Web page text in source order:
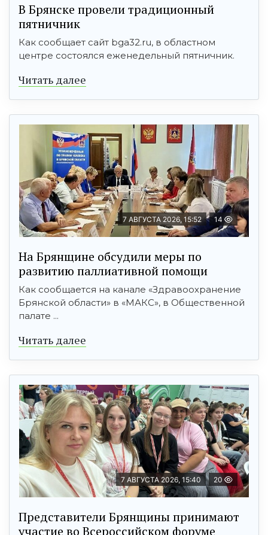
В Брянске провели традиционный
пятничник
Как сообщает сайт bga32.ru, в областном
центре состоялся еженедельный пятничник.
Читать далее
7 АВГУСТА 2026, 15:52 14
На Брянщине обсудили меры по
развитию паллиативной помощи
Как сообщается на канале «Здравоохранение
Брянской области» в «МАКС», в Общественной
палате ...
Читать далее
7 АВГУСТА 2026, 15:40 20
Представители Брянщины принимают
участие во Всероссийском форуме